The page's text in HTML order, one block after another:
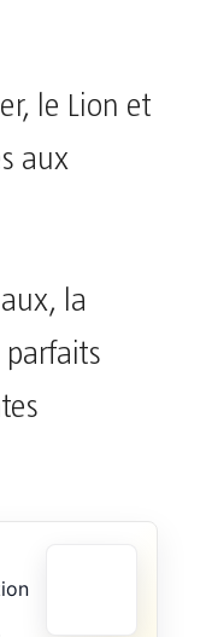
le Lion et
aux
la
parfaits